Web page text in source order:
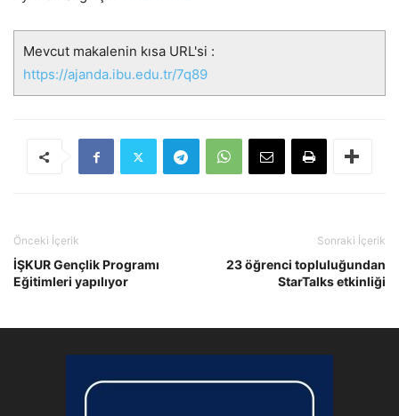
Mevcut makalenin kısa URL'si :
https://ajanda.ibu.edu.tr/7q89
Önceki İçerik
İŞKUR Gençlik Programı
Eğitimleri yapılıyor
Sonraki İçerik
23 öğrenci topluluğundan
StarTalks etkinliği